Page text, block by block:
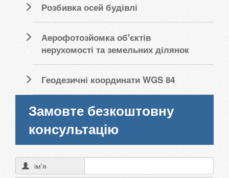
Розбивка осей будівлі
Аерофотозйомка об'єктів
нерухомості та земельних ділянок
Геодезичні координати WGS 84
Замовте безкоштовну
консультацію
ім'я